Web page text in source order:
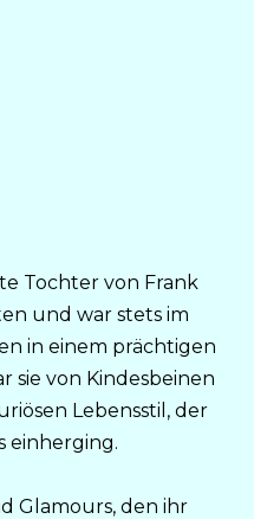
Tochter von Frank
und war stets im
in einem prächtigen
sie von Kindesbeinen
Lebensstil, der
einherging.
Glamours, den ihr